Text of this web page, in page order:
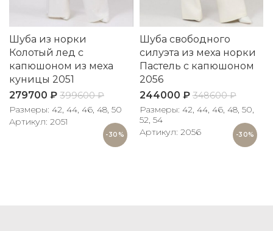
-30%
Шуба из норки
Колотый лед с
капюшоном из меха
куницы 2051
279700 ₽ 399600₽
Размеры: 42, 44, 46, 48, 50
Артикул: 2051
-30%
Шуба свободного
силуэта из меха норки
Пастель с капюшоном
2056
244000 ₽ 348600₽
Размеры: 42, 44, 46, 48, 50,
52, 54
Артикул: 2056